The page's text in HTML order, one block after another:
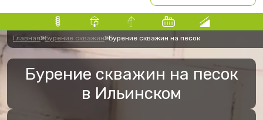
Главная»Бурение скважин»Бурение скважин на песок
Бурение скважин на песок
в Ильинском